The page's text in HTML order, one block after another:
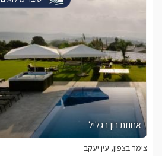
אחוזת רון בגליל
צימר בצפון, עין יעקב